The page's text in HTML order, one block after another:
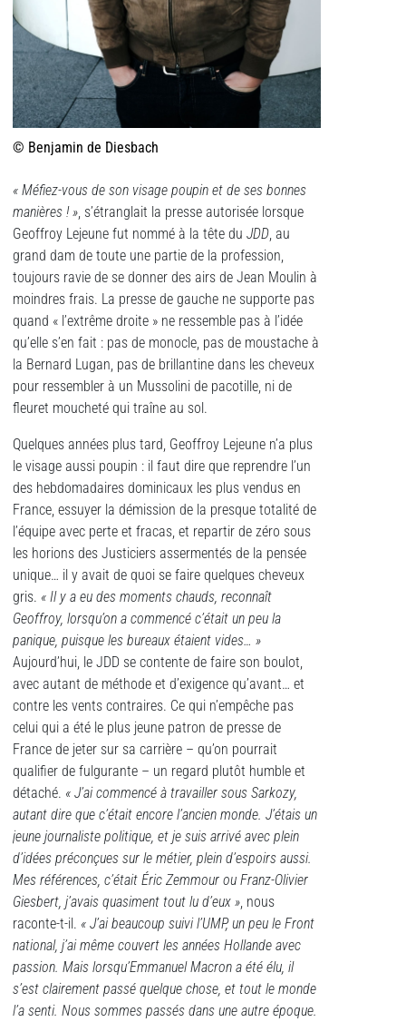
© Benjamin de Diesbach
« Méfiez-vous de son visage poupin et de ses bonnes
manières ! », s’étranglait la presse autorisée lorsque
Geoffroy Lejeune fut nommé à la tête du JDD, au
grand dam de toute une partie de la profession,
toujours ravie de se donner des airs de Jean Moulin à
moindres frais. La presse de gauche ne supporte pas
quand « l’extrême droite » ne ressemble pas à l’idée
qu’elle s’en fait : pas de monocle, pas de moustache à
la Bernard Lugan, pas de brillantine dans les cheveux
pour ressembler à un Mussolini de pacotille, ni de
fleuret moucheté qui traîne au sol.
Quelques années plus tard, Geoffroy Lejeune n’a plus
le visage aussi poupin : il faut dire que reprendre l’un
des hebdomadaires dominicaux les plus vendus en
France, essuyer la démission de la presque totalité de
l’équipe avec perte et fracas, et repartir de zéro sous
les horions des Justiciers assermentés de la pensée
unique… il y avait de quoi se faire quelques cheveux
gris. « Il y a eu des moments chauds, reconnaît
Geoffroy, lorsqu’on a commencé c’était un peu la
panique, puisque les bureaux étaient vides… »
Aujourd’hui, le JDD se contente de faire son boulot,
avec autant de méthode et d’exigence qu’avant… et
contre les vents contraires. Ce qui n’empêche pas
celui qui a été le plus jeune patron de presse de
France de jeter sur sa carrière – qu’on pourrait
qualifier de fulgurante – un regard plutôt humble et
détaché. « J’ai commencé à travailler sous Sarkozy,
autant dire que c’était encore l’ancien monde. J’étais un
jeune journaliste politique, et je suis arrivé avec plein
d’idées préconçues sur le métier, plein d’espoirs aussi.
Mes références, c’était Éric Zemmour ou Franz-Olivier
Giesbert, j’avais quasiment tout lu d’eux », nous
raconte-t-il. « J’ai beaucoup suivi l’UMP, un peu le Front
national, j’ai même couvert les années Hollande avec
passion. Mais lorsqu’Emmanuel Macron a été élu, il
s’est clairement passé quelque chose, et tout le monde
l’a senti. Nous sommes passés dans une autre époque.